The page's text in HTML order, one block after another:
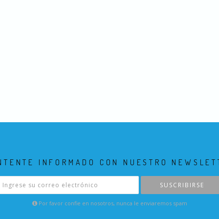
INFORMADO CON NUESTRO
SUSCRIBIRSE
Por favor confie en nosotros, nunca le enviaremos spam